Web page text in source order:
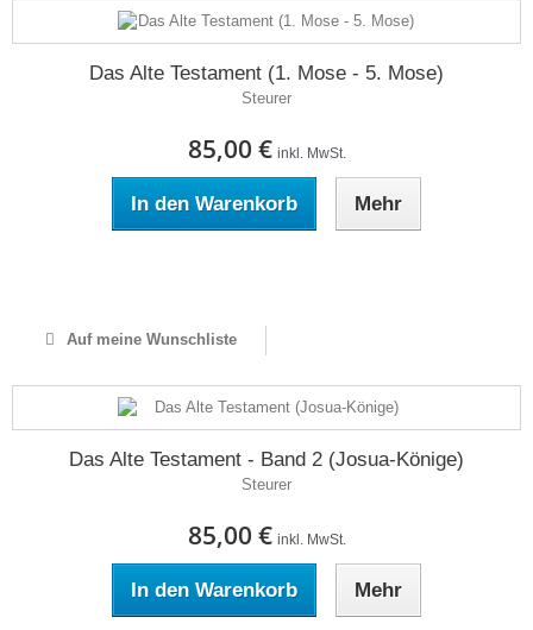
Das Alte Testament (1. Mose - 5. Mose)
Steurer
85,00 € inkl. MwSt.
In den Warenkorb Mehr
Auf meine Wunschliste
Das Alte Testament - Band 2 (Josua-Könige)
Steurer
85,00 € inkl. MwSt.
In den Warenkorb Mehr